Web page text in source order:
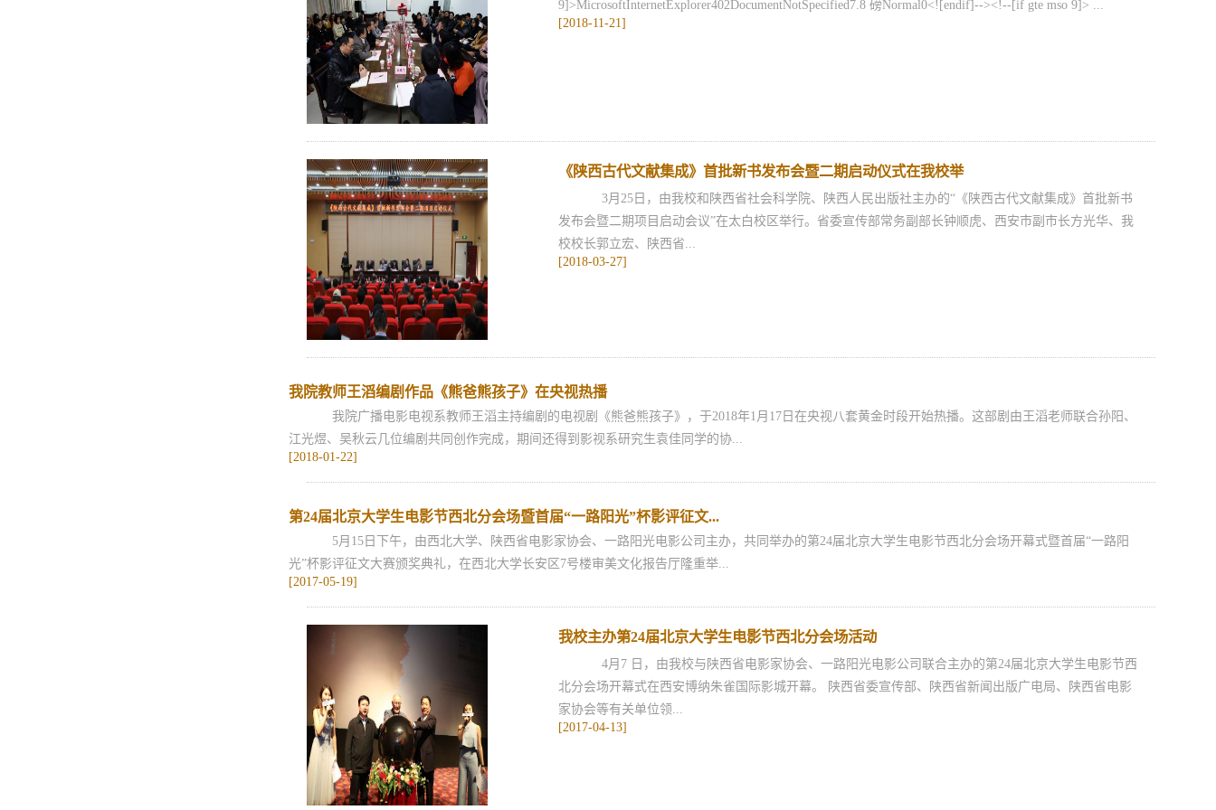
9]>MicrosoftInternetExplorer402DocumentNotSpecified7.8 磅Normal0<![endif]--><!--[if gte mso 9]> ...
[2018-11-21]
《陕西古代文献集成》首批新书发布会暨二期启动仪式在我校举
3月25日，由我校和陕西省社会科学院、陕西人民出版社主办的“《陕西古代文献集成》首批新书
发布会暨二期项目启动会议”在太白校区举行。省委宣传部常务副部长钟顺虎、西安市副市长方光华、我
校校长郭立宏、陕西省...
[2018-03-27]
我院教师王滔编剧作品《熊爸熊孩子》在央视热播
我院广播电影电视系教师王滔主持编剧的电视剧《熊爸熊孩子》，于2018年1月17日在央视八套黄金时段开始热播。这部剧由王滔老师联合孙阳、
江光煜、吴秋云几位编剧共同创作完成，期间还得到影视系研究生袁佳同学的协...
[2018-01-22]
第24届北京大学生电影节西北分会场暨首届“一路阳光”杯影评征文...
5月15日下午，由西北大学、陕西省电影家协会、一路阳光电影公司主办，共同举办的第24届北京大学生电影节西北分会场开幕式暨首届“一路阳
光”杯影评征文大赛颁奖典礼，在西北大学长安区7号楼审美文化报告厅隆重举...
[2017-05-19]
我校主办第24届北京大学生电影节西北分会场活动
4月7 日，由我校与陕西省电影家协会、一路阳光电影公司联合主办的第24届北京大学生电影节西
北分会场开幕式在西安博纳朱雀国际影城开幕。 陕西省委宣传部、陕西省新闻出版广电局、陕西省电影
家协会等有关单位领...
[2017-04-13]